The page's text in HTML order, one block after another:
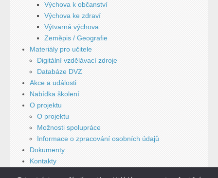
Výchova k občanství
Výchova ke zdraví
Výtvarná výchova
Zeměpis / Geografie
Materiály pro učitele
Digitální vzdělávací zdroje
Databáze DVZ
Akce a události
Nabídka školení
O projektu
O projektu
Možnosti spolupráce
Informace o zpracování osobních údajů
Dokumenty
Kontakty